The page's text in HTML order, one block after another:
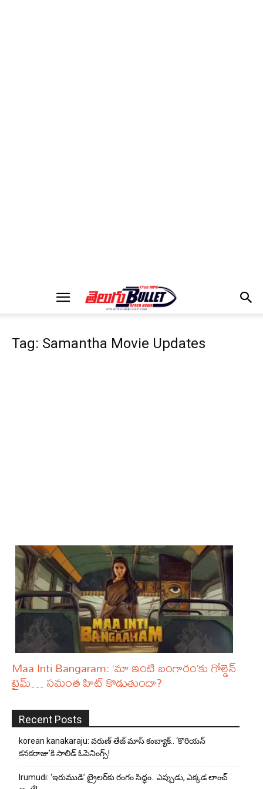
Tag: Samantha Movie Updates
Maa Inti Bangaram: ‘మా ఇంటి బంగారం’కు గోల్డెన్
టైమ్… సమంత హిట్ కొడుతుందా?
Recent Posts
korean kanakaraju: వరుణ్ తేజ్ మాస్ కంబ్యాక్.. ‘కొరియన్
కనకరాజు’కి సాలిడ్ ఓపెనింగ్స్!
Irumudi: ‘ఇరుముడి’ ట్రైలర్‌కు రంగం సిద్ధం.. ఎప్పుడు, ఎక్కడ లాంచ్